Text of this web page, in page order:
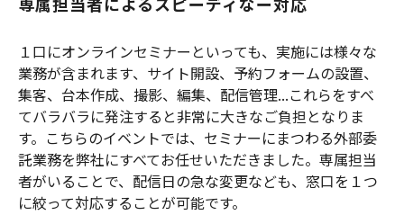
１口にオンラインセミナーといっても、実施には様々な
業務が含まれます、サイト開設、予約フォームの設置、
集客、台本作成、撮影、編集、配信管理...これらをすべ
てバラバラに発注すると非常に大きなご負担となりま
す。こちらのイベントでは、セミナーにまつわる外部委
託業務を弊社にすべてお任せいただきました。専属担当
者がいることで、配信日の急な変更なども、窓口を１つ
に絞って対応することが可能です。